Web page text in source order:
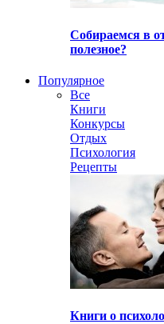
Собираемся в
полезное?
Популярное
Все
Книги
Конкурсы
Отдых
Психология
Рецепты
Книги о